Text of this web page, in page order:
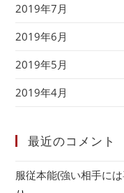
2019年7月
2019年6月
2019年5月
2019年4月
最近のコメント
服従本能(強い相手に